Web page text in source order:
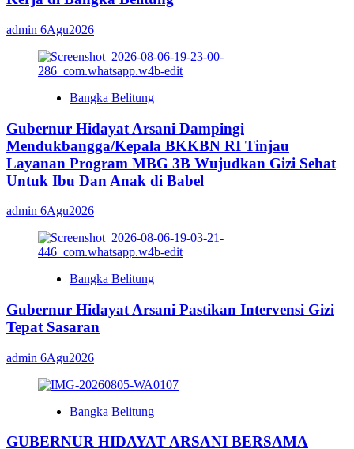
admin 6Agu2026
Bangka Belitung
Gubernur Hidayat Arsani Dampingi
Mendukbangga/Kepala BKKBN RI Tinjau
Layanan Program MBG 3B Wujudkan Gizi Sehat
Untuk Ibu Dan Anak di Babel
admin 6Agu2026
Bangka Belitung
Gubernur Hidayat Arsani Pastikan Intervensi Gizi
Tepat Sasaran
admin 6Agu2026
Bangka Belitung
GUBERNUR HIDAYAT ARSANI BERSAMA